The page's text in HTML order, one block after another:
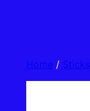
Home / Sticks